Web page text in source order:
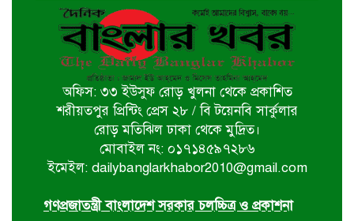
বিশ্বকাপ বাণিজ্যিক স্বত্ব বিতর্কে ক্ষমা
চাইল ফিফা
পশ্চিমবঙ্গে আজান বন্ধে খুলে নেওয়া হচ্ছে
মসজিদের মাইক
র‌্যাব বিলুপ্ত করে আসছে ‘স্পেশাল
অফিস: ৩৩ ইউসুফ রোড় খুলনা থেকে প্রকাশিত
শরীয়তপুর প্রিন্টিং প্রেস ২৮ / বি টয়েনবি সার্কুলার
রোড় মতিঝিল ঢাকা থেকে মুদ্রিত।
মোবাইল নং: ০১৭১৪৫৯৭২৮৬
ইমেইল: dailybanglarkhabor2010@gmail.com
গণপ্রজাতন্ত্রী বাংলাদেশ সরকার চলচ্চিত্র ও প্রকাশনা